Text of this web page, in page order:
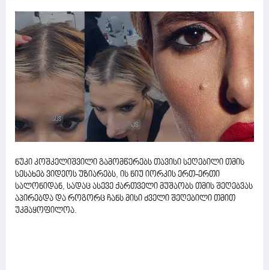
ნუკი კოშკელიშვილი გამომწერებს თავისი სეღებილი თმის
სესახებ ვიდეოს უზიარებს, ის ნიუ იორკის ერთ-ერთი
სალონიდან, სადაც ასევე ქართველი მუშაობს თმის შეღებვას
აპირებდა და როგორც ჩანს მისი ძველი შეღებილი თმით
უკმაყოფილოა.